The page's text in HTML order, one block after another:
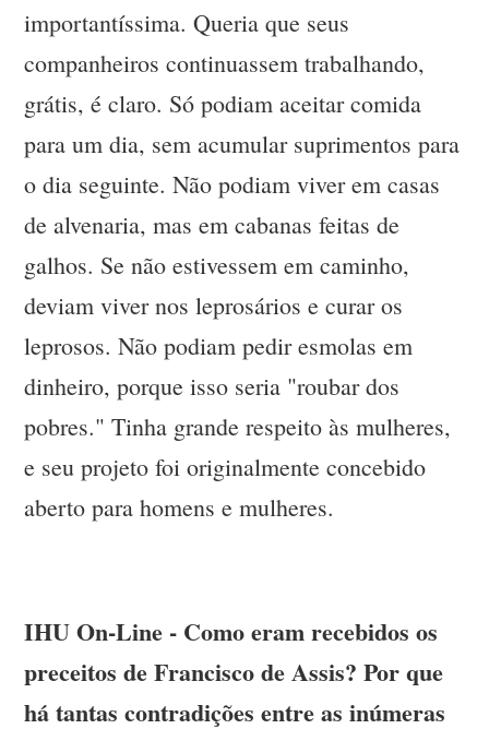
importantíssima. Queria que seus
companheiros continuassem trabalhando,
grátis, é claro. Só podiam aceitar comida
para um dia, sem acumular suprimentos para
o dia seguinte. Não podiam viver em casas
de alvenaria, mas em cabanas feitas de
galhos. Se não estivessem em caminho,
deviam viver nos leprosários e curar os
leprosos. Não podiam pedir esmolas em
dinheiro, porque isso seria "roubar dos
pobres." Tinha grande respeito às mulheres,
e seu projeto foi originalmente concebido
aberto para homens e mulheres.
IHU On-Line - Como eram recebidos os
preceitos de Francisco de Assis? Por que
há tantas contradições entre as inúmeras